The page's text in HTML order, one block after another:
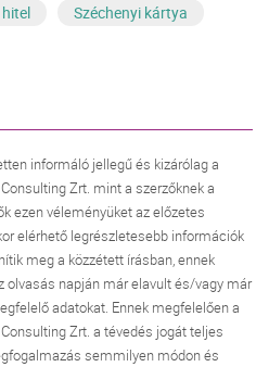
Széchenyi kártya
informáló jellegű és kizárólag a
Zrt. mint a szerzőknek a
ezen véleményüket az előzetes
elérhető legrészletesebb információk
meg a közzétett írásban, ennek
olvasás napján már elavult és/vagy már
adatokat. Ennek megfelelően a
Zrt. a tévedés jogát teljes
semmilyen módon és